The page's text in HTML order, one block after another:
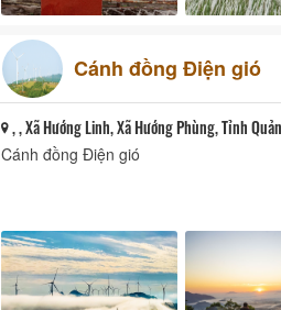
Cánh đồng Điện gió
, , Xã Hướng Linh, Xã Hướng Phùng, Tỉnh
Cánh đồng Điện gió